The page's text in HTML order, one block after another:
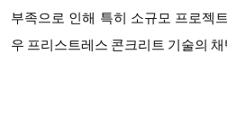
부족으로 인해 특히 소규모 프로젝
우 프리스트레스 콘크리트 기술의